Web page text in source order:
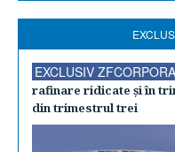
EXCLUSIV
rafinare ridicate şi în
din trimestrul trei